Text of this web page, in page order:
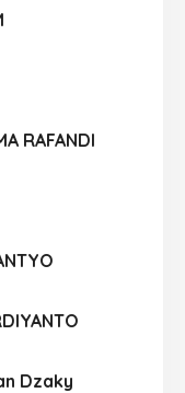
RAFANDI
Dzaky